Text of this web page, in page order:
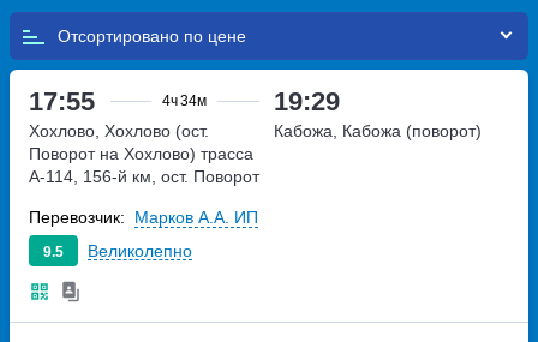
Отсортировано по
17:55 4ч34м 19:29
Хохлово, Хохлово (ост.
Поворот на Хохлово) трасса
А-114, 156-й км, ост. Поворот
Кабожа, Кабожа (поворот)
9.5 Великолепно
Перевозчик: Марков А.А. ИП